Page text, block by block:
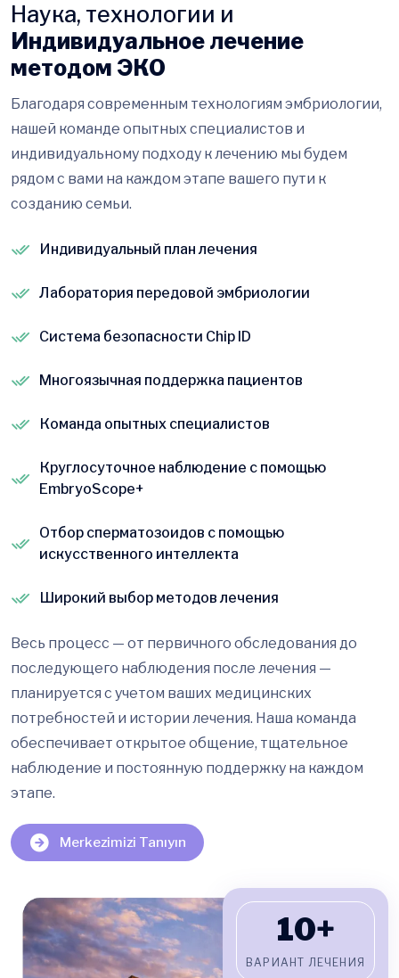
Наука, технологии и
Индивидуальное лечение
методом ЭКО
Благодаря современным технологиям эмбриологии,
нашей команде опытных специалистов и
индивидуальному подходу к лечению мы будем
рядом с вами на каждом этапе вашего пути к
созданию семьи.
Индивидуальный план лечения
Лаборатория передовой эмбриологии
Система безопасности Chip ID
Многоязычная поддержка пациентов
Команда опытных специалистов
Круглосуточное наблюдение с помощью
EmbryoScope+
Отбор сперматозоидов с помощью
искусственного интеллекта
Широкий выбор методов лечения
Весь процесс — от первичного обследования до
последующего наблюдения после лечения —
планируется с учетом ваших медицинских
потребностей и истории лечения. Наша команда
обеспечивает открытое общение, тщательное
наблюдение и постоянную поддержку на каждом
этапе.
Merkezimizi Tanıyın
10+
ВАРИАНТ ЛЕЧЕНИЯ